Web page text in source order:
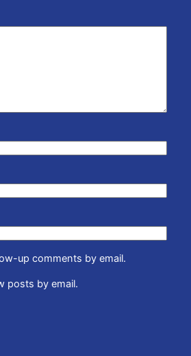
up comments by email.
posts by email.